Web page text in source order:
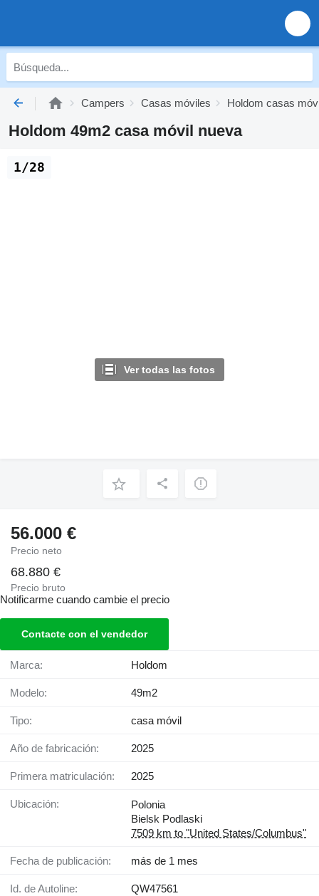
Campers Casas móviles Holdom casas
Holdom 49m2 casa móvil nueva
Ver todas las fotos
1/28
56.000 €
Precio neto
68.880 €
Precio bruto
Notificarme cuando cambie el precio
Contacte con el vendedor
Marca: Holdom
Modelo: 49m2
Tipo: casa móvil
Año de fabricación: 2025
Primera matriculación: 2025
Ubicación:
Polonia
Bielsk Podlaski
7509 km to "United States/Columbus"
Fecha de publicación: más de 1 mes
Id. de Autoline: QW47561